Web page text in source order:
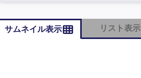
サムネイル表示 リスト表示